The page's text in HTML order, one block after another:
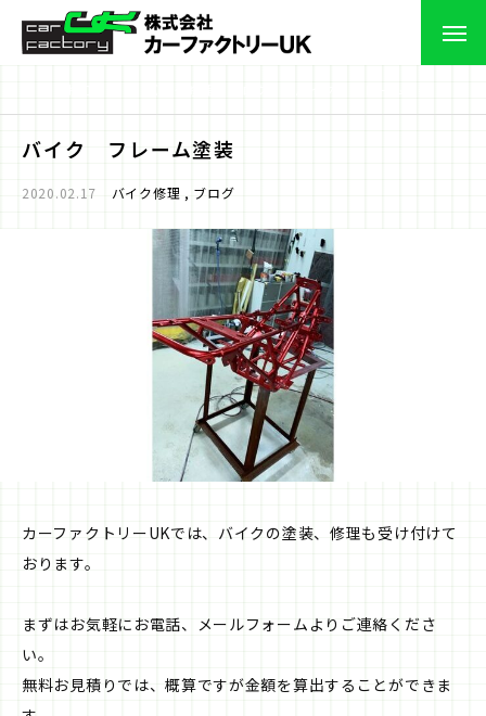
バイク フレーム塗装
2020.02.17 バイク修理 ブログ
カーファクトリーUKでは、バイクの塗装、修理も受け付けて
おります。
まずはお気軽にお電話、メールフォームよりご連絡くださ
い。
無料お見積りでは、概算ですが金額を算出することができま